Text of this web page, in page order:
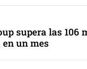
supera las 106
un mes